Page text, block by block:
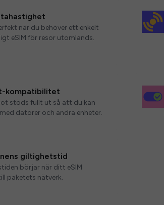
när du behöver ett enkelt
eSIM för resor utomlands.
kompatibilitet
stöds fullt ut så att du kan
datorer och andra enheter.
giltighetstid
börjar när ditt eSIM
paketets nätverk.